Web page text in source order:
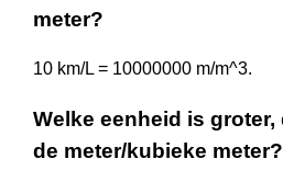
meter?
10 km/L = 10000000 m/m^3.
Welke eenheid is
de meter/kubieke meter?